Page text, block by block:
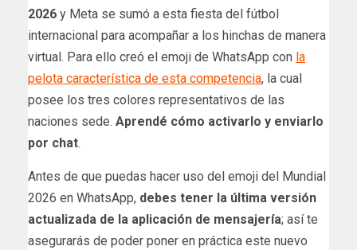
2026 y Meta se sumó a esta fiesta del fútbol
internacional para acompañar a los hinchas de manera
virtual. Para ello creó el emoji de WhatsApp con la
pelota característica de esta competencia, la cual
posee los tres colores representativos de las
naciones sede. Aprendé cómo activarlo y enviarlo
por chat.
Antes de que puedas hacer uso del emoji del Mundial
2026 en WhatsApp, debes tener la última versión
actualizada de la aplicación de mensajería; así te
asegurarás de poder poner en práctica este nuevo